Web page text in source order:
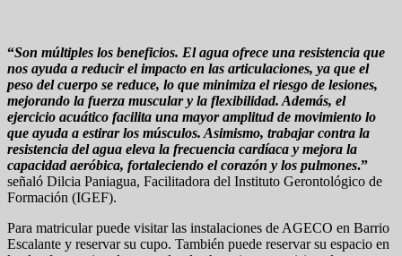
“Son múltiples los beneficios. El agua ofrece una resistencia que
nos ayuda a reducir el impacto en las articulaciones, ya que el
peso del cuerpo se reduce, lo que minimiza el riesgo de lesiones,
mejorando la fuerza muscular y la flexibilidad. Además, el
ejercicio acuático facilita una mayor amplitud de movimiento lo
que ayuda a estirar los músculos. Asimismo, trabajar contra la
resistencia del agua eleva la frecuencia cardíaca y mejora la
capacidad aeróbica, fortaleciendo el corazón y los pulmones.”
señaló Dilcia Paniagua, Facilitadora del Instituto Gerontológico de
Formación (IGEF).
Para matricular puede visitar las instalaciones de AGECO en Barrio
Escalante y reservar su cupo. También puede reservar su espacio en